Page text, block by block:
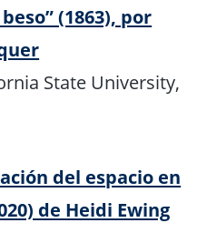
(1863), por
State University,
del espacio en
de Heidi Ewing